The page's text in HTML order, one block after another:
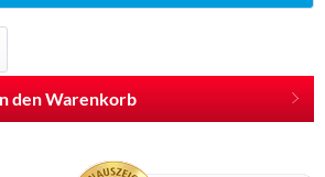
den Warenkorb